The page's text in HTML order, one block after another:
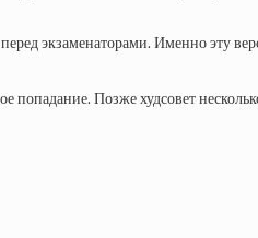
экзаменаторами. Именно эту
попадание. Позже худсовет